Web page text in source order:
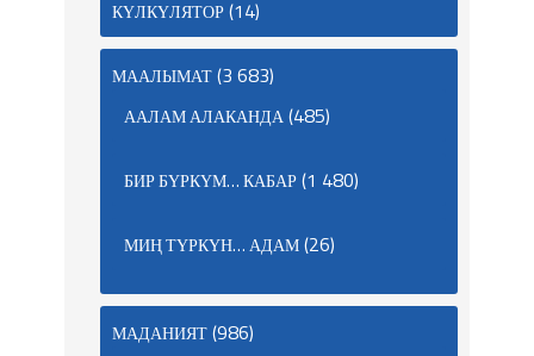
КҮЛКҮЛЯТОР(14)
МААЛЫМАТ(3 683)
ААЛАМ АЛАКАНДА(485)
БИР БҮРКҮМ… КАБАР(1 480)
МИҢ ТҮРКҮН… АДАМ(26)
МАДАНИЯТ(986)